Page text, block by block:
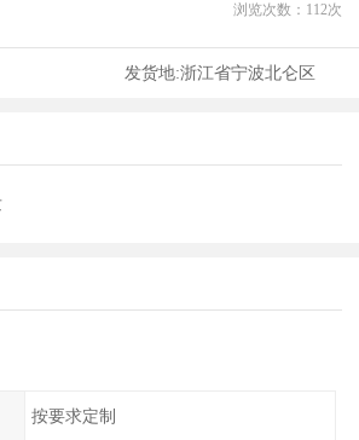
浏览次数： 112次
发货地:浙江省宁波北仑区
按要求定制